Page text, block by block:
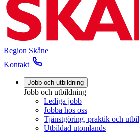
Region Skåne
Kontakt
Jobb och utbildning
Jobb och utbildning
Lediga jobb
Jobba hos oss
Tjänstgöring, praktik och
Utbildad utomlands